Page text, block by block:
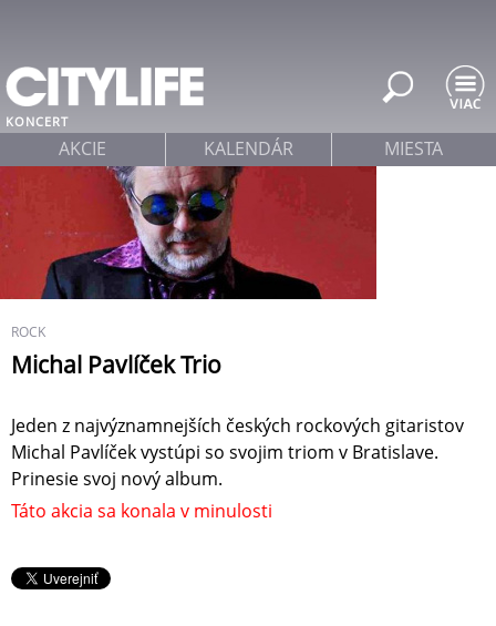
KONCERT
ROCK
Michal Pavlíček Trio
Jeden z najvýznamnejších českých rockových gitaristov
Michal Pavlíček vystúpi so svojim triom v Bratislave.
Prinesie svoj nový album.
Táto akcia sa konala v minulosti
AKCIE KALENDÁR MIESTA